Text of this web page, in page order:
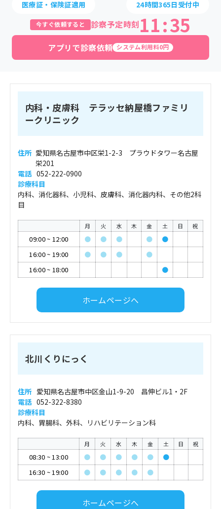
医療証・保険証適用 24時間365日受付中
今すぐ依頼すると 診察予定時刻11:35
アプリで診察依頼 システム利用料0円
内科・皮膚科 テラッセ納屋橋ファミリ
ークリニック
住所 愛知県名古屋市中区栄1-2-3 プラウドタワー名古屋
栄201
電話 052-222-0900
診療科目
内科、消化器科、小児科、皮膚科、消化器内科、その他2科
目
月 火 水 木 金 土 日 祝
09:00~ 12:00 ● ● ● ●
●
16:00~ 19:00 ● ● ●
●
16:00~ 18:00 ●
ホームページへ
北川くりにっく
住所 愛知県名古屋市中区金山1-9-20 昌伸ビル1・2F
電話 052-322-8380
診療科目
内科、胃腸科、外科、リハビリテーション科
月 火 水 木 金 土 日 祝
08:30 ~13:00 ● ● ● ● ●
●
16:30 ~19:00 ● ● ● ● ●
ホームページへ